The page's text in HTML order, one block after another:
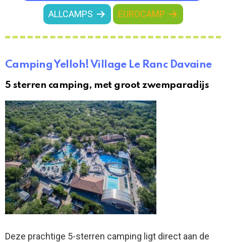
ALLCAMPS EUROCAMP
Camping Yelloh! Village Le Ranc Davaine
5 sterren camping, met groot zwemparadijs
Deze prachtige 5-sterren camping ligt direct aan de